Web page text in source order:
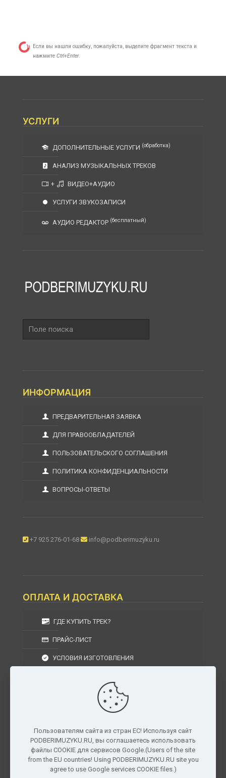
Если вы нашли ошибку, пожалуйста, выделите фрагмент текста и
нажмите Ctrl+Enter.
УСЛУГИ
ДОПОЛНИТЕЛЬНЫЕ УСЛУГИ (обработка)
АНАЛИЗ МУЗЫКАЛЬНЫХ ТРЕКОВ
+ ВИДЕО+АУДИО
УСЛУГИ ЗВУКОЗАПИСИ
АУДИО РЕДАКТОР (бесплатный)
поиска
ИНФОРМАЦИЯ
ПРЕДВАРИТЕЛЬНАЯ ЗАЯВКА
ДЛЯ ПРАВООБЛАДАТЕЛЕЙ
ПОЛЬЗОВАТЕЛЬСКОГО СОГЛАШЕНИЯ
ПОЛИТИКА КОНФИДЕНЦИАЛЬНОСТИ
ВОПРОСЫ-ОТВЕТЫ
+7 925 276-01-68 info@podberimuzyku.ru
ОПЛАТА И ДОСТАВКА
ГДЕ КУПИТЬ ТРЕК?
ПРАЙС-ЛИСТ
УСЛОВИЯ ИЗГОТОВЛЕНИЯ
УСЛОВИЯ ВОЗВРАТА
г. Москва, Московская область, Центральный
федеральный округ, РФ, Россия
Пользователям сайта из стран ЕС! Используя сайт
PODBERIMUZYKU.RU, вы соглашаетесь использовать
файлы COOKIE для сервисов Google.(Users of the site
from the EU countries! Using PODBERIMUZYKU.RU site you
agree to use Google services COOKIE files.)